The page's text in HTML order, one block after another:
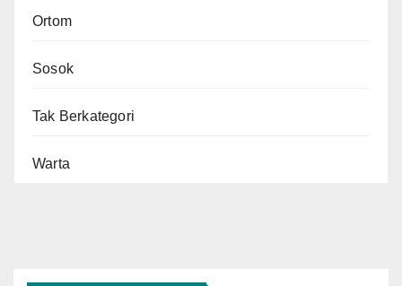
Ortom
Sosok
Tak Berkategori
Warta